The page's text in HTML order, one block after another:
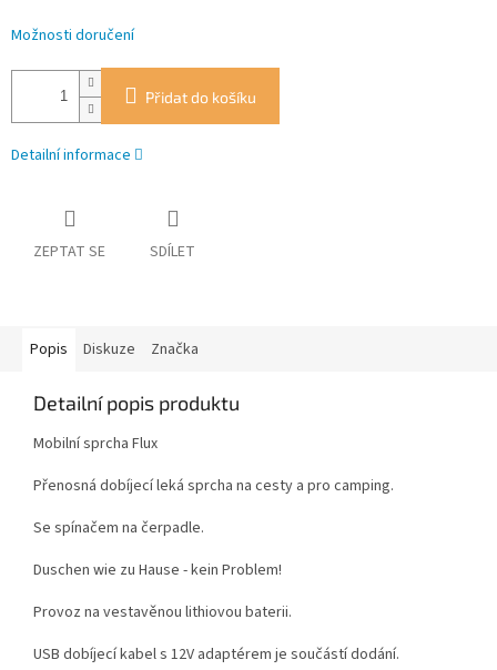
Možnosti doručení
Přidat do košíku
Detailní informace
ZEPTAT SE SDÍLET
Popis Diskuze Značka
Detailní popis produktu
Mobilní sprcha Flux
Přenosná dobíjecí leká sprcha na cesty a pro camping.
Se spínačem na čerpadle.
Duschen wie zu Hause - kein Problem!
Provoz na vestavěnou lithiovou baterii.
USB dobíjecí kabel s 12V adaptérem je součástí dodání.